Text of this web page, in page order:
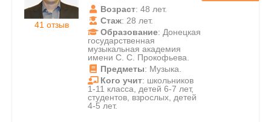
41 отзыв
Возраст: 48 лет.
Стаж: 28 лет.
Образование: Донецкая
государственная
музыкальная академия
имени С. С. Прокофьева.
Предметы: Музыка.
Кого учит: школьников
1-11 класса, детей 6-7 лет,
студентов, взрослых, детей
4-5 лет.